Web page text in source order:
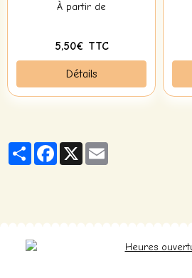
À partir de
5,50€ TTC
Détails
PartagerFacebook
X